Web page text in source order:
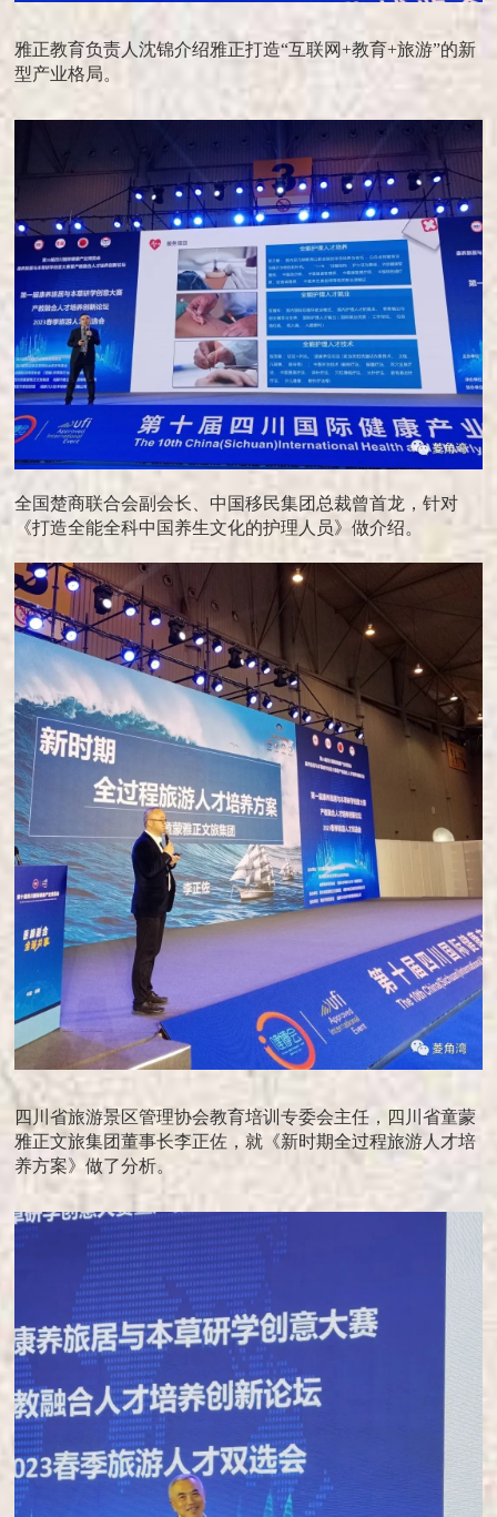
雅正教育负责人沈锦介绍雅正打造“互联网+教育+旅游”的新
型产业格局。
全国楚商联合会副会长、中国移民集团总裁曾首龙，针对
《打造全能全科中国养生文化的护理人员》做介绍。
四川省旅游景区管理协会教育培训专委会主任，四川省童蒙
雅正文旅集团董事长李正佐，就《新时期全过程旅游人才培
养方案》做了分析。